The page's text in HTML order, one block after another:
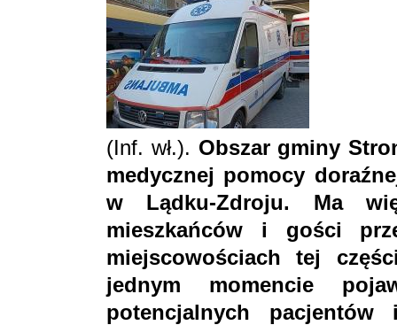
(Inf. wł.). Obszar gminy
medycznej pomocy
w Lądku-Zdroju. Ma
mieszkańców i gości
miejscowościach tej
jednym momencie
potencjalnych